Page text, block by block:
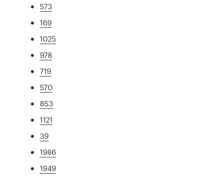
573
169
1025
978
719
570
853
1121
39
1986
1949